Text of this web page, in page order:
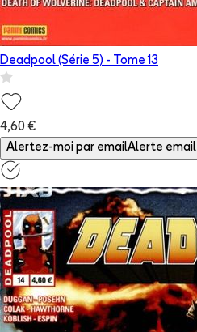
Deadpool (Série 5) - Tome 13
4,60 €
Alertez-moi par emailAlerte email